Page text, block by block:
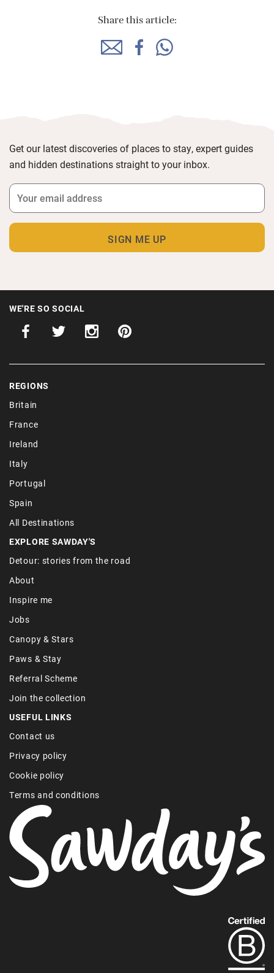
Share this article:
Get our latest discoveries of places to stay, expert guides
and hidden destinations straight to your inbox.
WE'RE SO SOCIAL
REGIONS
Britain
France
Ireland
Italy
Portugal
Spain
All Destinations
EXPLORE SAWDAY'S
Detour: stories from the road
About
Inspire me
Jobs
Canopy & Stars
Paws & Stay
Referral Scheme
Join the collection
USEFUL LINKS
Contact us
Privacy policy
Cookie policy
Terms and conditions
out
more
about